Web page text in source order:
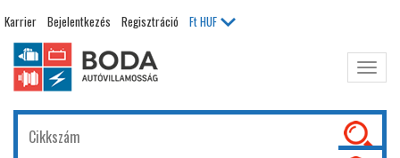
Karrier Bejelentkezés Regisztráció FtHUF